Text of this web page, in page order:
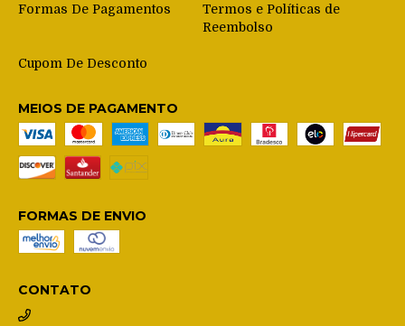
Formas De Pagamentos
Termos e Políticas de
Reembolso
Cupom De Desconto
MEIOS DE PAGAMENTO
FORMAS DE ENVIO
CONTATO